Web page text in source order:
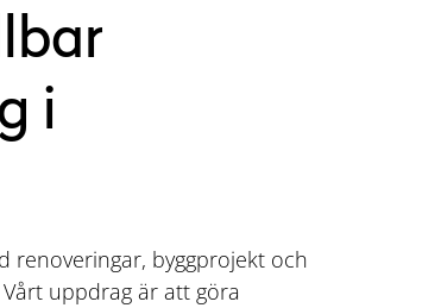
i
renoveringar, byggprojekt och
uppdrag är att göra